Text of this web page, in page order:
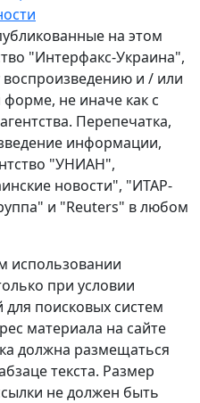
на этом
"Интерфакс-Украина",
и / или
не иначе как с
Перепечатка,
информации,
"УНИАН",
новости", "ИТАР-
и "Reuters" в любом
использовании
при условии
поисковых систем
материала на сайте
должна размещаться
текста. Размер
не должен быть